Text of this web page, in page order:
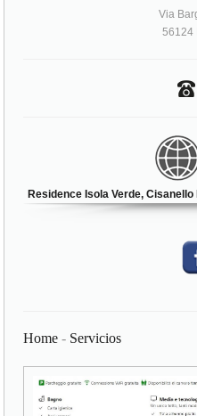
Via
56124
Residence Isola Verde,
Home - Servicios